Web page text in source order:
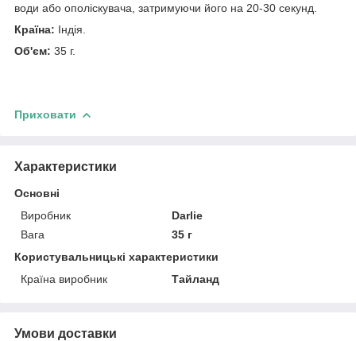
води або ополіскувача, затримуючи його на 20-30 секунд.
Країна: Індія.
Об'єм: 35 г.
Приховати
Характеристики
Основні
Виробник
Darlie
Вага
35 г
Користувальницькі характеристики
Країна виробник
Тайланд
Умови доставки